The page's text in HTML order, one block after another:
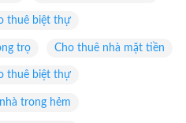
thuê biệt thự
trọ Cho thuê nhà mặt tiền
thuê biệt thự
trong hẻm